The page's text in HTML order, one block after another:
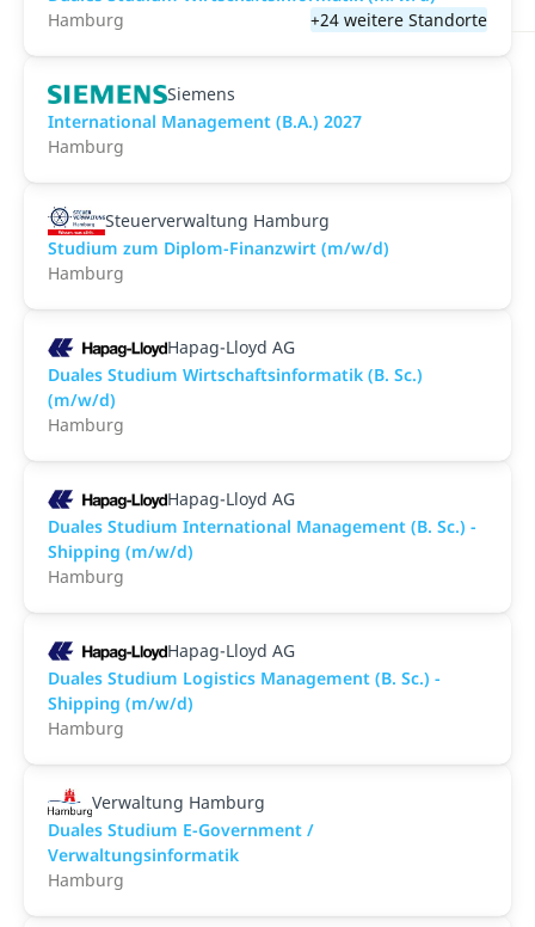
Hamburg
+24 weitere Standorte
Siemens
International Management (B.A.) 2027
Hamburg
Steuerverwaltung Hamburg
Studium zum Diplom-Finanzwirt (m/w/d)
Hamburg
Hapag-Lloyd AG
Duales Studium Wirtschaftsinformatik (B. Sc.)
(m/w/d)
Hamburg
Hapag-Lloyd AG
Duales Studium International Management (B. Sc.) -
Shipping (m/w/d)
Hamburg
Hapag-Lloyd AG
Duales Studium Logistics Management (B. Sc.) -
Shipping (m/w/d)
Hamburg
Verwaltung Hamburg
Duales Studium E-Government /
Verwaltungsinformatik
Hamburg